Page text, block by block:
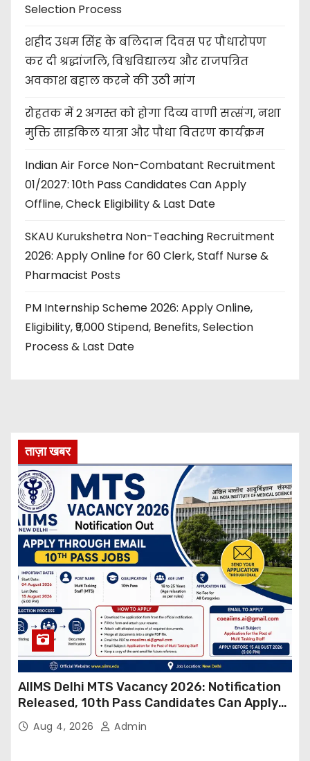
Selection Process
शहीद उधम सिंह के बलिदान दिवस पर पौधारोपण
कर दी श्रद्धांजलि, विश्वविद्यालय और राजपत्रित
अवकाश बहाल करने की उठी मांग
रोहतक में 2 अगस्त को होगा दिव्य वाणी सत्संग, नशा
मुक्ति साइकिल यात्रा और पौधा वितरण कार्यक्रम
Indian Air Force Non-Combatant Recruitment
01/2027: 10th Pass Candidates Can Apply
Offline, Check Eligibility & Last Date
SKAU Kurukshetra Non-Teaching Recruitment
2026: Apply Online for 60 Clerk, Staff Nurse &
Pharmacist Posts
PM Internship Scheme 2026: Apply Online,
Eligibility, ₹9,000 Stipend, Benefits, Selection
Process & Last Date
ताज़ा खबर
AIIMS Delhi MTS Vacancy 2026: Notification
Released, 10th Pass Candidates Can Apply
Through Email
Aug 4, 2026 Admin